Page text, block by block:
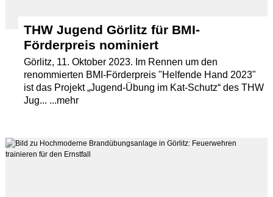
THW Jugend Görlitz für BMI-
Förderpreis nominiert
Görlitz, 11. Oktober 2023. Im Rennen um den
renommierten BMI-Förderpreis "Helfende Hand 2023"
ist das Projekt „Jugend-Übung im Kat-Schutz“ des THW
Jug... ...mehr